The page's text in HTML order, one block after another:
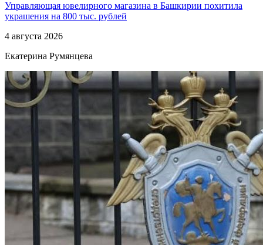
Управляющая ювелирного магазина в Башкирии похитила
украшения на 800 тыс. рублей
4 августа 2026
Екатерина Румянцева